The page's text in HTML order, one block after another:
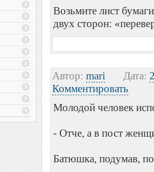
Возьмите лист
двух сторон:
Автор: mari Дата:
Комментировать
Молодой человек
- Отче, а в пост
Батюшка, подумав,